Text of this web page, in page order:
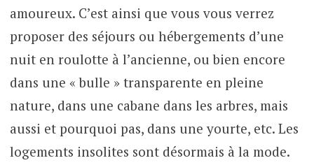
amoureux. C’est ainsi que vous vous verrez
proposer des séjours ou hébergements d’une
nuit en roulotte à l’ancienne, ou bien encore
dans une « bulle » transparente en pleine
nature, dans une cabane dans les arbres, mais
aussi et pourquoi pas, dans une yourte, etc. Les
logements insolites sont désormais à la mode.